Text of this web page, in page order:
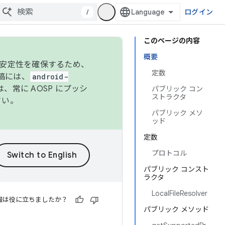
/ ログイン
このページの内容
概要
定数
パブリック コン
ストラクタ
パブリック メソ
ッド
定数
プロトコル
パブリック コンスト
ラクタ
LocalFileResolver
パブリック メソッド
性を確保するため、
は、
android-
常に AOSP にプッシ
。
は役に立ちましたか？